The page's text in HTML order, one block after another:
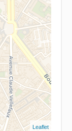
Leaflet